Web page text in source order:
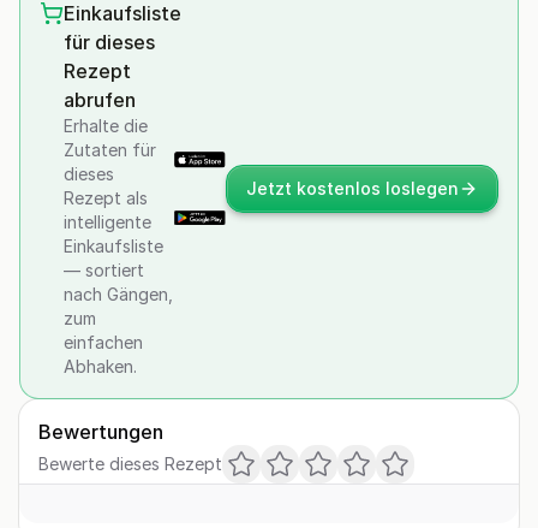
Einkaufsliste
für dieses
Rezept
abrufen
Erhalte die
Zutaten für
dieses
Rezept als
intelligente
Einkaufsliste
— sortiert
nach Gängen,
zum
einfachen
Abhaken.
Jetzt kostenlos loslegen
Bewertungen
Bewerte dieses Rezept